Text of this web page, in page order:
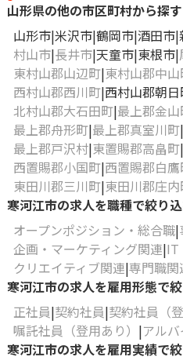
山形県の他の市区町村から探す
山形市 米沢市 鶴岡市 酒田市
村山市 長井市 天童市 東根市
東村山郡山辺町 東村山郡中
西村山郡西川町 西村山郡朝
北村山郡大石田町 最上郡金
最上郡舟形町 最上郡真室川町
最上郡戸沢村 東置賜郡高畠町
西置賜郡小国町 西置賜郡白
東田川郡三川町 東田川郡庄
寒河江市の求人を職種で絞り
オープンポジション・総合職
企画・マーケティング関連 IT
クリエイティブ関連 専門職関
寒河江市の求人を雇用形態で
正社員 契約社員 契約社員（
嘱託社員（登用あり）
アル
寒河江市の求人を雇用実績で